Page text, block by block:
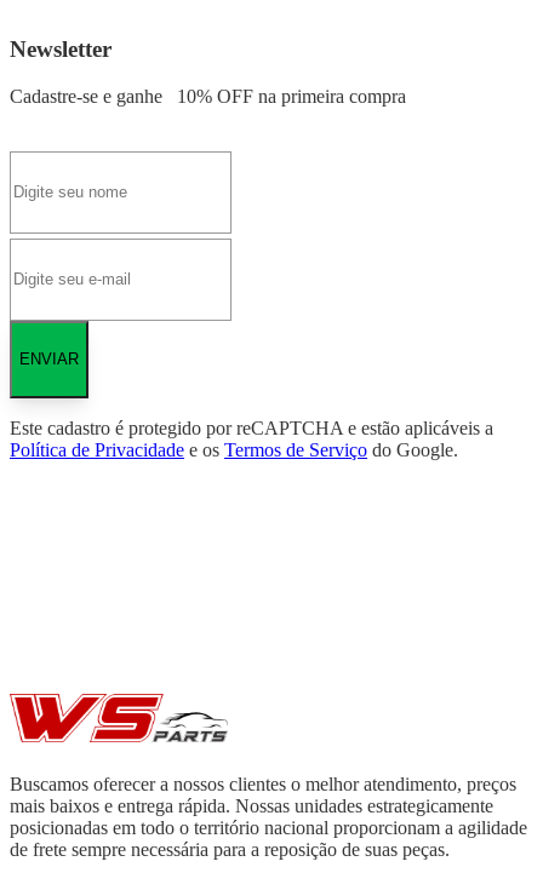
Newsletter
Cadastre-se e ganhe 10% OFF na primeira compra
ENVIAR
Este cadastro é protegido por reCAPTCHA e estão aplicáveis a
Política de Privacidade e os Termos de Serviço do Google.
Buscamos oferecer a nossos clientes o melhor atendimento, preços
mais baixos e entrega rápida. Nossas unidades estrategicamente
posicionadas em todo o território nacional proporcionam a agilidade
de frete sempre necessária para a reposição de suas peças.